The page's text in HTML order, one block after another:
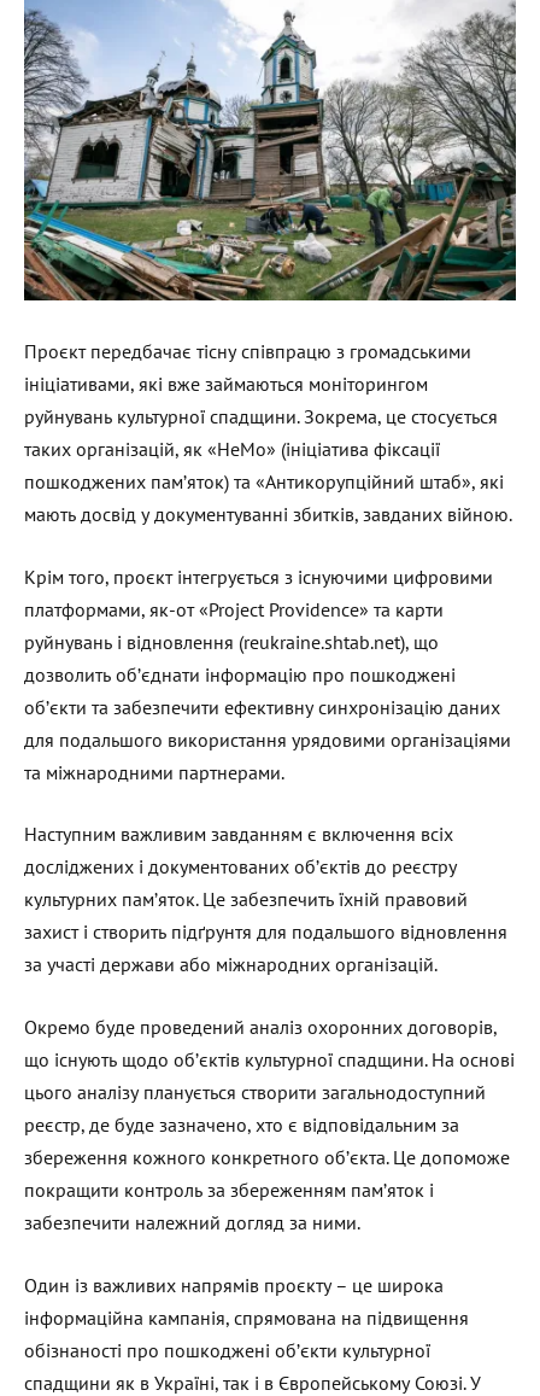
Проєкт передбачає тісну співпрацю з громадськими
ініціативами, які вже займаються моніторингом
руйнувань культурної спадщини. Зокрема, це стосується
таких організацій, як «НеМо» (ініціатива фіксації
пошкоджених пам’яток) та «Антикорупційний штаб», які
мають досвід у документуванні збитків, завданих війною.
Крім того, проєкт інтегрується з існуючими цифровими
платформами, як-от «Project Providence» та карти
руйнувань і відновлення (reukraine.shtab.net), що
дозволить об’єднати інформацію про пошкоджені
об’єкти та забезпечити ефективну синхронізацію даних
для подальшого використання урядовими організаціями
та міжнародними партнерами.
Наступним важливим завданням є включення всіх
досліджених і документованих об’єктів до реєстру
культурних пам’яток. Це забезпечить їхній правовий
захист і створить підґрунтя для подальшого відновлення
за участі держави або міжнародних організацій.
Окремо буде проведений аналіз охоронних договорів,
що існують щодо об’єктів культурної спадщини. На основі
цього аналізу планується створити загальнодоступний
реєстр, де буде зазначено, хто є відповідальним за
збереження кожного конкретного об’єкта. Це допоможе
покращити контроль за збереженням пам’яток і
забезпечити належний догляд за ними.
Один із важливих напрямів проєкту – це широка
інформаційна кампанія, спрямована на підвищення
обізнаності про пошкоджені об’єкти культурної
спадщини як в Україні, так і в Європейському Союзі. У